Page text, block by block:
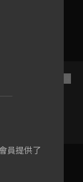
17
員提供了